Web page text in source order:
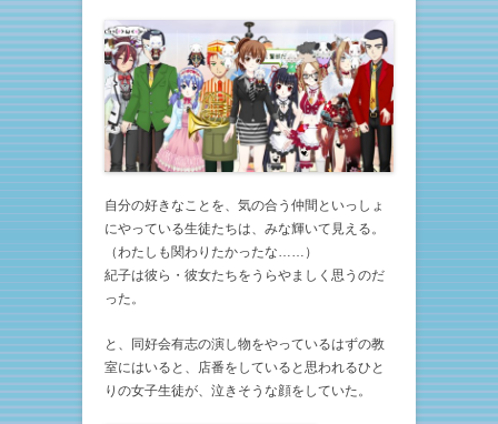
自分の好きなことを、気の合う仲間といっしょ
にやっている生徒たちは、みな輝いて見える。
（わたしも関わりたかったな……）
紀子は彼ら・彼女たちをうらやましく思うのだ
った。
と、同好会有志の演し物をやっているはずの教
室にはいると、店番をしていると思われるひと
りの女子生徒が、泣きそうな顔をしていた。